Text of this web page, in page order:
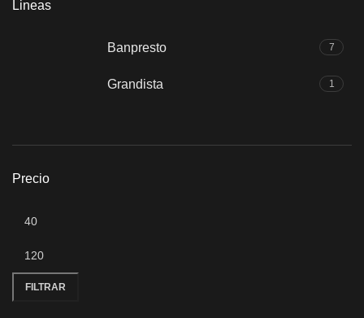
Lineas
Banpresto 7
Grandista 1
Precio
FILTRAR